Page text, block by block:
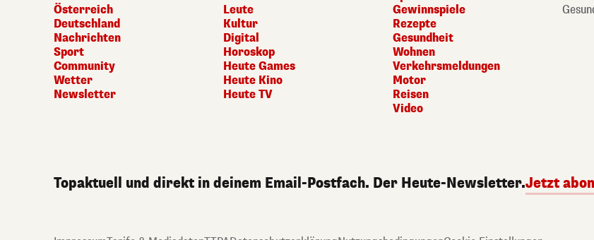
Österreich
Deutschland
Nachrichten
Sport
Community
Wetter
Newsletter
Leute
Kultur
Digital
Horoskop
Heute Games
Heute Kino
Heute TV
Gewinnspiele
Rezepte
Gesundheit
Wohnen
Verkehrsmeldungen
Motor
Reisen
Video
Topaktuell und direkt in deinem Email-Postfach. Der Heute-Newsletter.Jetzt